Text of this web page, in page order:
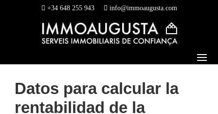
+34 648 255 943 info@immoaugusta.com
Datos para calcular la
rentabilidad de la